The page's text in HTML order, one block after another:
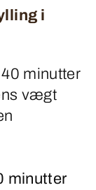
i
minutter
vægt
minutter